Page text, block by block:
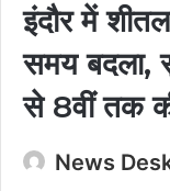
इंदौर में
समय बदला,
से 8वीं तक
News